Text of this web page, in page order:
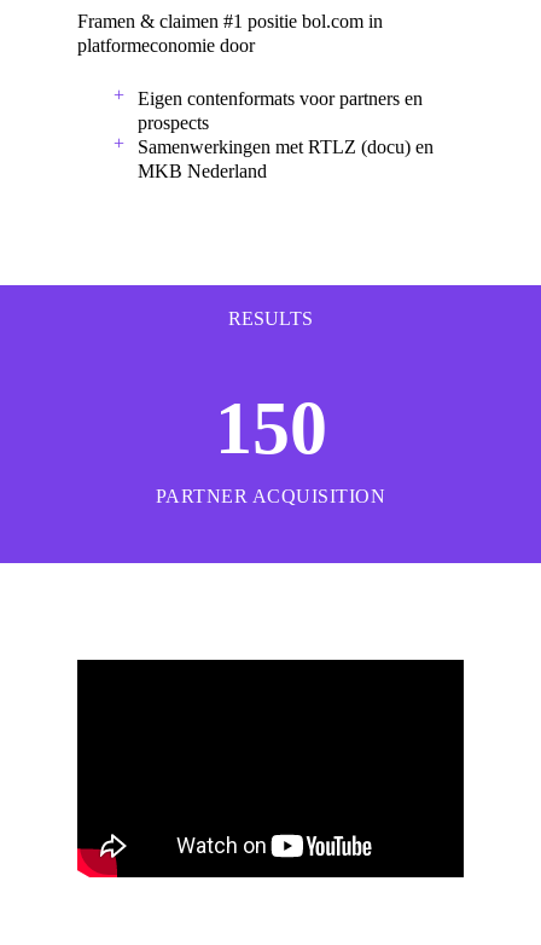
Framen & claimen #1 positie bol.com in
platformeconomie door
Eigen contenformats voor partners en
prospects
Samenwerkingen met RTLZ (docu) en
MKB Nederland
RESULTS
150
PARTNER ACQUISITION